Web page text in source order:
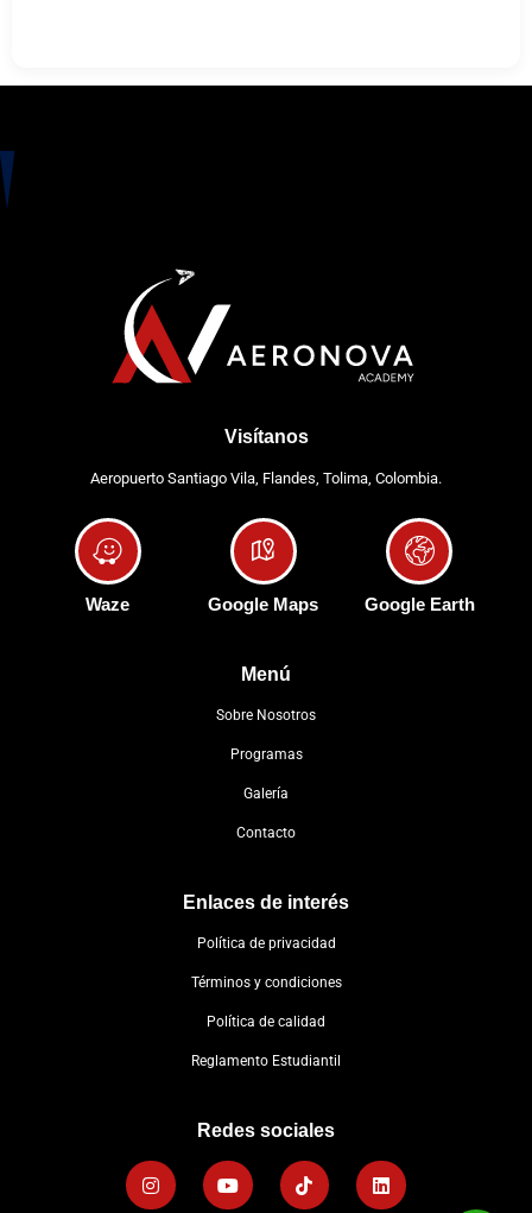
Visítanos
Aeropuerto Santiago Vila, Flandes, Tolima, Colombia.
Waze Google Maps Google Earth
Menú
Sobre Nosotros
Programas
Galería
Contacto
Enlaces de interés
Política de privacidad
Términos y condiciones
Política de calidad
Reglamento Estudiantil
Redes sociales